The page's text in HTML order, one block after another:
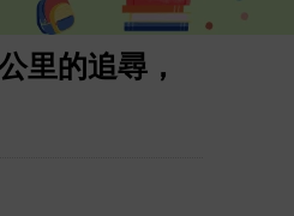
里的追尋，